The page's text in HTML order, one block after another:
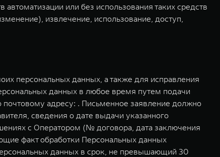
или без использования таких средств
извлечение, использование, доступ,
персональных данных, а также для исправления
данных в любое время путем подачи
адресу: . Письменное заявление должно
сведения о дате выдачи указанного
с Оператором (№ договора, дата заключения
факт обработки Персональных данных
данных в срок, не превышающий 30